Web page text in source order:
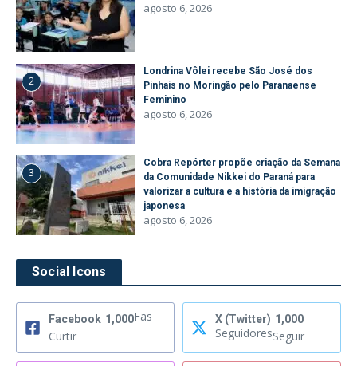
agosto 6, 2026
2
Londrina Vôlei recebe São José dos
Pinhais no Moringão pelo Paranaense
Feminino
agosto 6, 2026
3
Cobra Repórter propõe criação da Semana
da Comunidade Nikkei do Paraná para
valorizar a cultura e a história da imigração
japonesa
agosto 6, 2026
Social Icons
Facebook 1,000Fãs
Curtir
X (Twitter) 1,000
SeguidoresSeguir